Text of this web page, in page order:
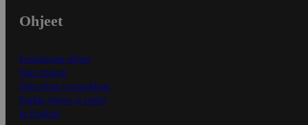
Ohjeet
Ensitilaajan ohjeet
Näin maksat
Näin tilaat ja muokkaat
Kaikki ohjeet ja vinkit
In English